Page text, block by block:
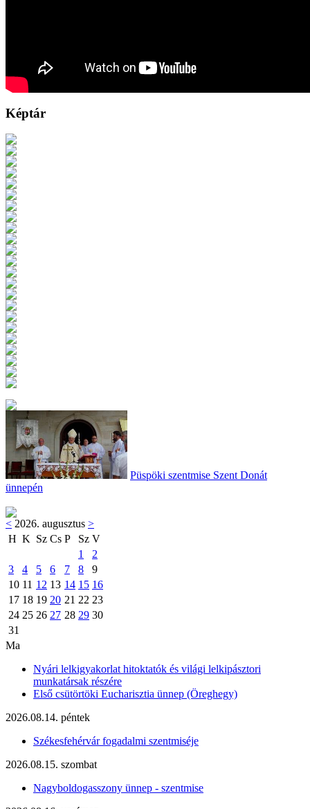
Képtár
Püspöki szentmise Szent Donát
ünnepén
< 2026. augusztus >
H K Sz Cs P Sz V
1
2
3
4 5 6 7 8
9
10 11 12 13 14 15 16
17 18 19 20 21 22 23
24 25 26 27 28 29 30
31
Ma
Nyári lelkigyakorlat hitoktatók és világi lelkipásztori
munkatársak részére
Első csütörtöki Eucharisztia ünnep (Öreghegy)
2026.08.14. péntek
Székesfehérvár fogadalmi szentmiséje
2026.08.15. szombat
Nagyboldogasszony ünnep - szentmise